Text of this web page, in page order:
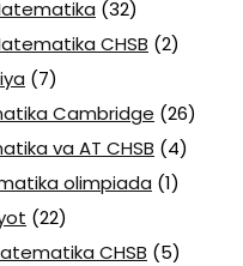
(32)
CHSB (2)
(7)
Cambridge (26)
va AT CHSB (4)
olimpiada (1)
(22)
CHSB (5)